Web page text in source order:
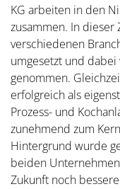
KG arbeiten in den
zusammen. In
verschiedenen
umgesetzt und
genommen.
erfolgreich als
Prozess- und
zunehmend zum
Hintergrund wurde
beiden
Zukunft noch